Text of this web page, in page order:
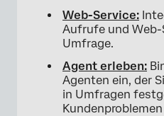
Web-Service:
Aufrufe und Web-
Umfrage.
Agent erleben:
Agenten ein, der
in Umfragen